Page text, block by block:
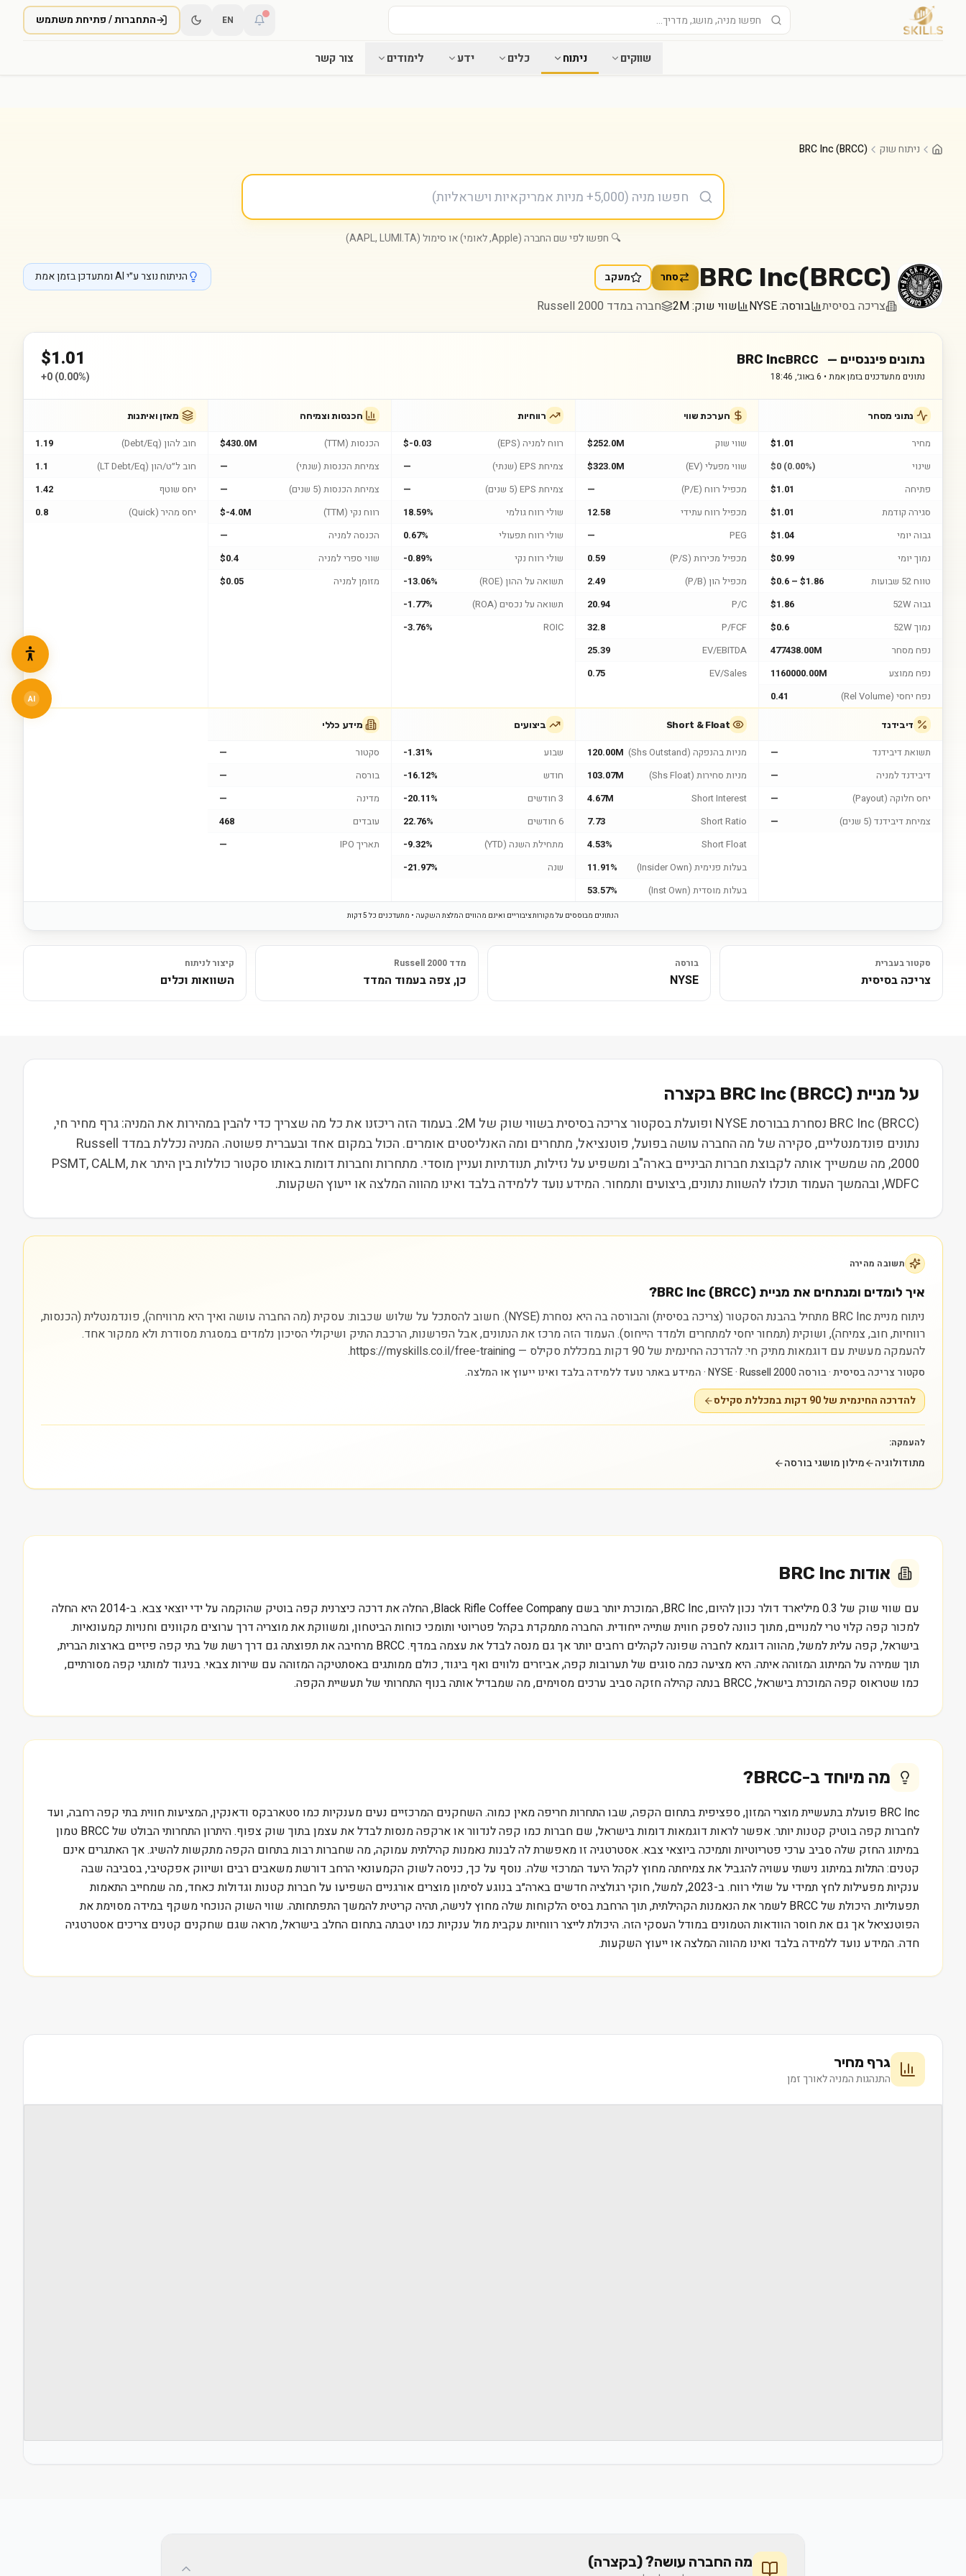
EN התחברות / פתיחת משתמש
שווקים ניתוח כלים ידע לימודים צור קשר
ניתוח שוק BRC Inc (BRCC)
🔍 חפשו לפי שם החברה (Apple, לאומי) או סימול (AAPL, LUMI.TA)
BRC Inc(BRCC) סחר מעקב
צריכה בסיסית בורסה:NYSE שווי שוק:2M חברה במדד Russell 2000
הניתוח נוצר ע״י AI ומתעדכן בזמן אמת
נתונים פיננסיים — BRC IncBRCC
נתונים מתעדכנים בזמן אמת • 6 באוג׳, 18:46
$1.01
+0(0.00%)
נתוני מסחר
מחיר
$1.01
שינוי
$0 (0.00%)
פתיחה
$1.01
סגירה קודמת
$1.01
גבוה יומי
$1.04
נמוך יומי
$0.99
טווח 52 שבועות
$0.6 – $1.86
גבוה 52W
$1.86
נמוך 52W
$0.6
נפח מסחר
477438.00M
נפח ממוצע
1160000.00M
נפח יחסי (Rel Volume)
0.41
הערכת שווי
שווי שוק
$252.0M
שווי מפעלי (EV)
$323.0M
מכפיל רווח (P/E)
—
מכפיל רווח עתידי
12.58
PEG
—
מכפיל מכירות (P/S)
0.59
מכפיל הון (P/B)
2.49
P/C
20.94
P/FCF
32.8
EV/EBITDA
25.39
EV/Sales
0.75
רווחיות
רווח למניה (EPS)
$-0.03
צמיחת EPS (שנתי)
—
צמיחת EPS (5 שנים)
—
שולי רווח גולמי
18.59%
שולי רווח תפעולי
0.67%
שולי רווח נקי
-0.89%
תשואה על ההון (ROE)
-13.06%
תשואה על נכסים (ROA)
-1.77%
ROIC
-3.76%
הכנסות וצמיחה
הכנסות (TTM)
$430.0M
צמיחת הכנסות (שנתי)
—
צמיחת הכנסות (5 שנים)
—
רווח נקי (TTM)
$-4.0M
הכנסה למניה
—
שווי ספרי למניה
$0.4
מזומן למניה
$0.05
מאזן ואיתנות
חוב להון (Debt/Eq)
1.19
חוב ל״ט/הון (LT Debt/Eq)
1.1
יחס שוטף
1.42
יחס מהיר (Quick)
0.8
דיבידנד
תשואת דיבידנד
—
דיבידנד למניה
—
יחס חלוקה (Payout)
—
צמיחת דיבידנד (5 שנים)
—
Short & Float
מניות בהנפקה (Shs Outstand)
120.00M
מניות סחירות (Shs Float)
103.07M
Short Interest
4.67M
Short Ratio
7.73
Short Float
4.53%
בעלות פנימית (Insider Own)
11.91%
בעלות מוסדית (Inst Own)
53.57%
ביצועים
שבוע
-1.31%
חודש
-16.12%
3 חודשים
-20.11%
6 חודשים
22.76%
מתחילת השנה (YTD)
-9.32%
שנה
-21.97%
מידע כללי
סקטור
—
בורסה
—
מדינה
—
עובדים
468
תאריך IPO
—
הנתונים מבוססים על מקורות ציבוריים ואינם מהווים המלצת השקעה • מתעדכנים כל 5 דקות
סקטור בעברית
צריכה בסיסית
בורסה
NYSE
מדד Russell 2000
כן, צפה בעמוד המדד
קיצור לניתוח
השוואות וכלים
על מניית BRC Inc (BRCC) בקצרה
BRC Inc (BRCC) נסחרת בבורסת NYSE ופועלת בסקטור צריכה בסיסית בשווי שוק של 2M. בעמוד הזה ריכזנו את כל מה שצריך כדי להבין במהירות את המניה: גרף מחיר חי,
נתונים פונדמנטליים, סקירה של מה החברה עושה בפועל, פוטנציאל, מתחרים ומה האנליסטים אומרים. הכול במקום אחד ובעברית פשוטה. המניה נכללת במדד Russell
2000, מה שמשייך אותה לקבוצת חברות הביניים בארה"ב ומשפיע על נזילות, תנודתיות ועניין מוסדי. מתחרות וחברות דומות באותו סקטור כוללות בין היתר את PSMT, CALM,
WDFC, ובהמשך העמוד תוכלו להשוות נתונים, ביצועים ותמחור. המידע נועד ללמידה בלבד ואינו מהווה המלצה או ייעוץ השקעות.
תשובה מהירה
איך לומדים ומנתחים את מניית BRC Inc (BRCC)?
ניתוח מניית BRC Inc מתחיל בהבנת הסקטור (צריכה בסיסית) והבורסה בה היא נסחרת (NYSE). חשוב להסתכל על שלוש שכבות: עסקית (מה החברה עושה ואיך היא מרוויחה), פונדמנטלית (הכנסות,
רווחיות, חוב, צמיחה), ושוקית (תמחור יחסי למתחרים ולמדד הייחוס). העמוד הזה מרכז את הנתונים, אבל הפרשנות, הרכבת התיק ושיקולי הסיכון נלמדים במסגרת מסודרת ולא ממקור אחד.
להעמקה מעשית עם דוגמאות מתיק חי: להדרכה החינמית של 90 דקות במכללת סקילס — https://myskills.co.il/free-training.
סקטור צריכה בסיסית · בורסה NYSE · Russell 2000 · המידע באתר נועד ללמידה בלבד ואינו ייעוץ או המלצה.
להדרכה החינמית של 90 דקות במכללת סקילס
להעמקה:
מתודולוגיה מילון מושגי בורסה
אודות BRC Inc
עם שווי שוק של 0.3 מיליארד דולר נכון להיום, BRC Inc, המוכרת יותר בשם Black Rifle Coffee Company, החלה את דרכה כיצרנית קפה בוטיק שהוקמה על ידי יוצאי צבא. ב-2014 היא החלה
למכור קפה קלוי טרי למנויים, מתוך כוונה לספק חווית שתייה ייחודית. החברה מתמקדת בקהל פטריוטי ותומכי כוחות הביטחון, ומשווקת את מוצריה דרך ערוצים מקוונים וחנויות קמעונאיות.
בישראל, קפה עלית למשל, מהווה דוגמא לחברה שפונה לקהלים רחבים יותר אך גם מנסה לבדל את עצמה במדף. BRCC מרחיבה את תפוצתה גם דרך רשת של בתי קפה פיזיים בארצות הברית,
תוך שמירה על המיתוג המזוהה איתה. היא מציעה כמה סוגים של תערובות קפה, אביזרים נלווים ואף ביגוד, כולם ממותגים באסתטיקה המזוהה עם שירות צבאי. בניגוד למותגי קפה מסורתיים,
כמו שטראוס קפה המוכרת בישראל, BRCC בנתה קהילה חזקה סביב ערכים מסוימים, מה שמבדיל אותה בנוף התחרותי של תעשיית הקפה.
מה מיוחד ב-BRCC
?
BRC Inc פועלת בתעשיית מוצרי המזון, ספציפית בתחום הקפה, שבו התחרות חריפה מאין כמוה. השחקנים המרכזיים נעים מענקיות כמו סטארבקס ודאנקין, המציעות חווית בתי קפה רחבה, ועד
לחברות קפה בוטיק קטנות יותר. אפשר לראות דוגמאות דומות בישראל, שם חברות כמו קפה לנדוור או ארקפה מנסות לבדל את עצמן בתוך שוק צפוף. היתרון התחרותי הבולט של BRCC טמון
במיתוג החזק שלה סביב ערכי פטריוטיות ותמיכה ביוצאי צבא. אסטרטגיה זו מאפשרת לה לבנות נאמנות קהילתית עמוקה, מה שחברות רבות בתחום הקפה מתקשות להשיג. אך האתגרים אינם
קטנים: התלות במיתוג נישתי עשויה להגביל את צמיחתה מחוץ לקהל היעד המרכזי שלה. נוסף על כך, כניסה לשוק הקמעונאי הרחב דורשת משאבים רבים ושיווק אפקטיבי, בסביבה שבה
ענקיות מפעילות לחץ תמידי על שולי רווח. ב-2023, למשל, חוקי רגולציה חדשים בארה״ב בנוגע לסימון מוצרים אורגניים השפיעו על חברות קטנות וגדולות כאחד, מה שמחייב התאמות
תפעוליות. היכולת של BRCC לשמר את הנאמנות הקהילתית, תוך הרחבת בסיס הלקוחות שלה מחוץ לנישה, תהיה קריטית להמשך התפתחותה. שווי השוק הנוכחי משקף במידה מסוימת את
הפוטנציאל אך גם את חוסר הוודאות הטמונים במודל העסקי הזה. היכולת לייצר רווחיות עקבית מול ענקיות כמו יטבתה בתחום החלב בישראל, מראה שגם שחקנים קטנים צריכים אסטרטגיה
חדה. המידע נועד ללמידה בלבד ואינו מהווה המלצה או ייעוץ השקעות.
גרף מחיר
התנהגות המניה לאורך זמן
מה החברה עושה? (בקצרה)
AI